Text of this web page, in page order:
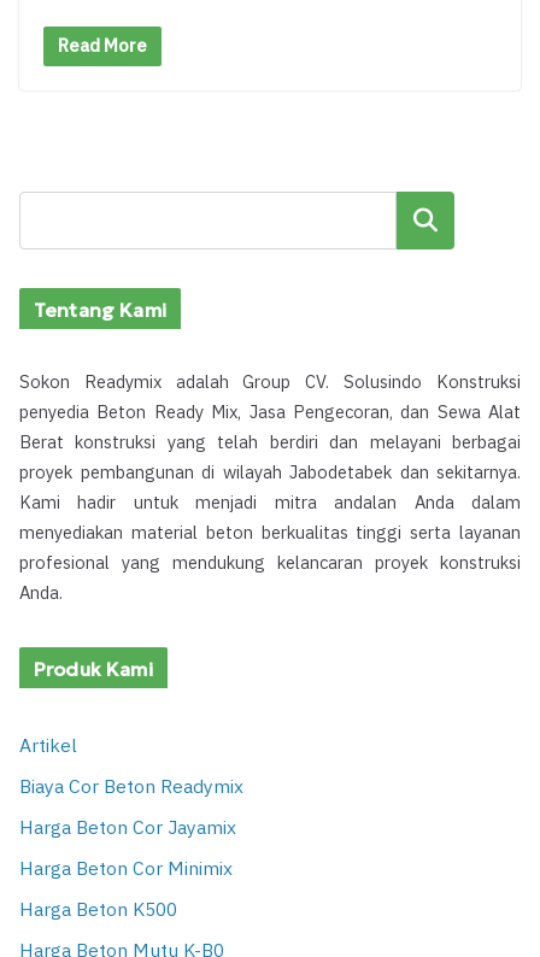
Read More
Cari
Tentang Kami
Sokon Readymix adalah Group CV. Solusindo Konstruksi
penyedia Beton Ready Mix, Jasa Pengecoran, dan Sewa Alat
Berat konstruksi yang telah berdiri dan melayani berbagai
proyek pembangunan di wilayah Jabodetabek dan sekitarnya.
Kami hadir untuk menjadi mitra andalan Anda dalam
menyediakan material beton berkualitas tinggi serta layanan
profesional yang mendukung kelancaran proyek konstruksi
Anda.
Produk Kami
Artikel
Biaya Cor Beton Readymix
Harga Beton Cor Jayamix
Harga Beton Cor Minimix
Harga Beton K500